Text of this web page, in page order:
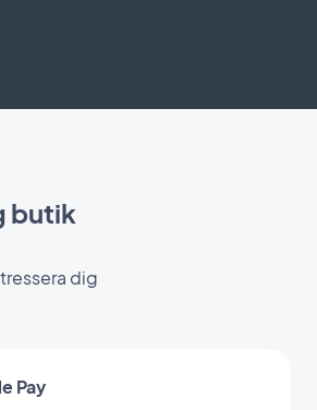
butik
dig
Pay